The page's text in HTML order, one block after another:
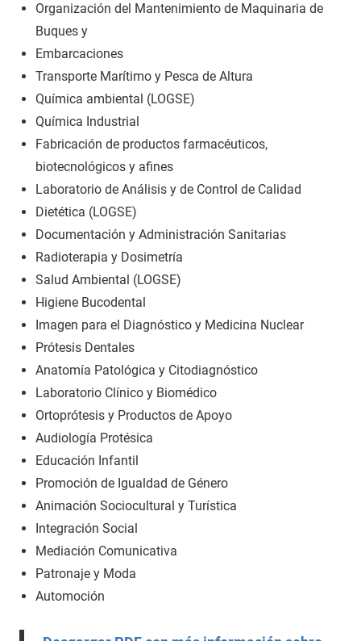
Organización del Mantenimiento de Maquinaria de
Buques y
Embarcaciones
Transporte Marítimo y Pesca de Altura
Química ambiental (LOGSE)
Química Industrial
Fabricación de productos farmacéuticos,
biotecnológicos y afines
Laboratorio de Análisis y de Control de Calidad
Dietética (LOGSE)
Documentación y Administración Sanitarias
Radioterapia y Dosimetría
Salud Ambiental (LOGSE)
Higiene Bucodental
Imagen para el Diagnóstico y Medicina Nuclear
Prótesis Dentales
Anatomía Patológica y Citodiagnóstico
Laboratorio Clínico y Biomédico
Ortoprótesis y Productos de Apoyo
Audiología Protésica
Educación Infantil
Promoción de Igualdad de Género
Animación Sociocultural y Turística
Integración Social
Mediación Comunicativa
Patronaje y Moda
Automoción